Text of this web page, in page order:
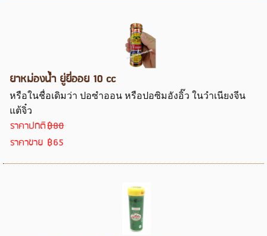
ยาหม่องน้ำ ยู่ยี่ออย 10 cc
หรือในชื่อเดิมว่า ปอซำออน หรือปอซิมอังอิ๊ว ในวำเนียงจีน
แต้จิ๋ว
ราคาปกติ฿80
ราคาขาย ฿65